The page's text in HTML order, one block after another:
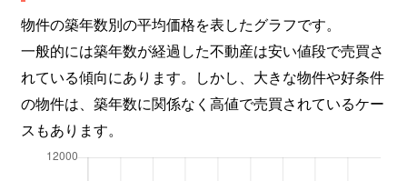
物件の築年数別の平均価格を表したグラフです。
一般的には築年数が経過した不動産は安い値段で売買さ
れている傾向にあります。しかし、大きな物件や好条件
の物件は、築年数に関係なく高値で売買されているケー
スもあります。